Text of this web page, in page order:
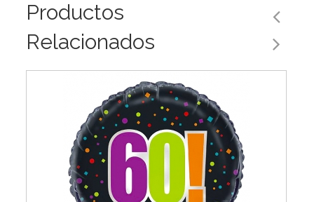
Productos
Relacionados